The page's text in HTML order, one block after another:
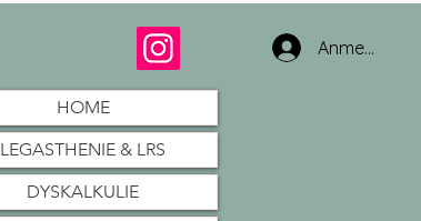
Anmelden
HOME
LEGASTHENIE & LRS
DYSKALKULIE